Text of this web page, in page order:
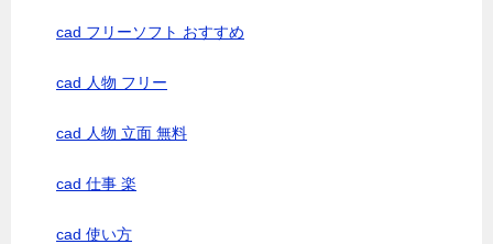
cad フリーソフト おすすめ
cad 人物 フリー
cad 人物 立面 無料
cad 仕事 楽
cad 使い方